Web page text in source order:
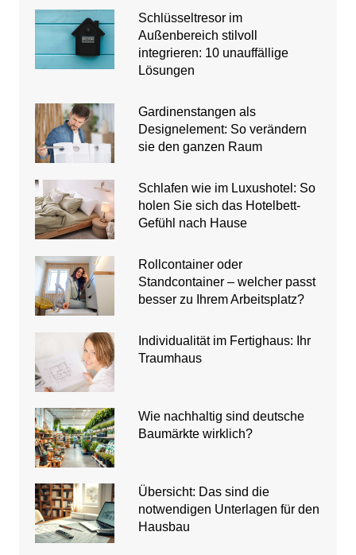
Schlüsseltresor im
Außenbereich stilvoll
integrieren: 10 unauffällige
Lösungen
Gardinenstangen als
Designelement: So verändern
sie den ganzen Raum
Schlafen wie im Luxushotel: So
holen Sie sich das Hotelbett-
Gefühl nach Hause
Rollcontainer oder
Standcontainer – welcher passt
besser zu Ihrem Arbeitsplatz?
Individualität im Fertighaus: Ihr
Traumhaus
Wie nachhaltig sind deutsche
Baumärkte wirklich?
Übersicht: Das sind die
notwendigen Unterlagen für den
Hausbau